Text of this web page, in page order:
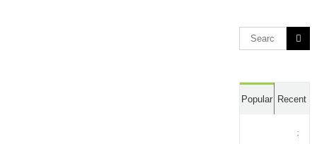
Search
for:
Popular Recent
전